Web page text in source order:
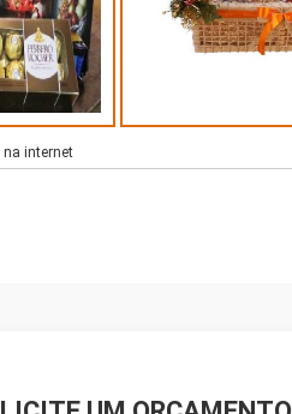
internet